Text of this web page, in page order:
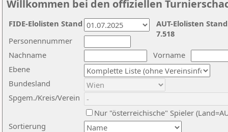
Willkommen bei den offiziellen
Nachname
Vorname
Ebene
Sortierung
Personennummer
Bundesland
Spgem./Kreis/Verein
Nur "österreichische" Spieler
AUT-Elolisten
7.518
FIDE-Elolisten Stand